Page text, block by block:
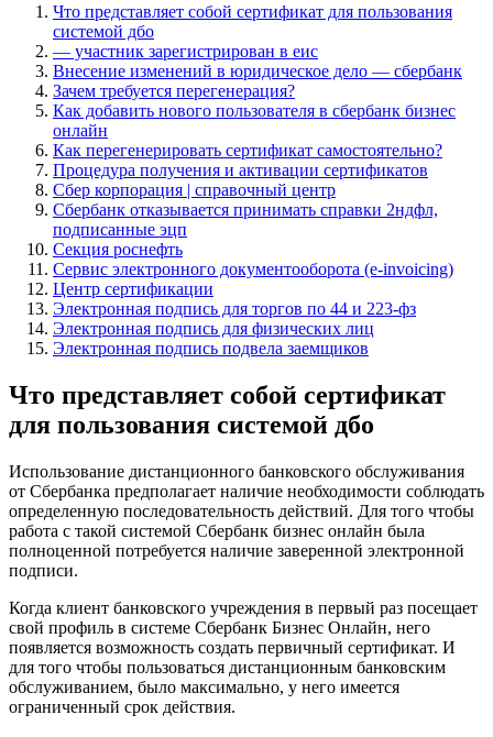
Что представляет собой сертификат для пользования
системой дбо
— участник зарегистрирован в еис
Внесение изменений в юридическое дело — сбербанк
Зачем требуется перегенерация?
Как добавить нового пользователя в сбербанк бизнес
онлайн
Как перегенерировать сертификат самостоятельно?
Процедура получения и активации сертификатов
Сбер корпорация | справочный центр
Сбербанк отказывается принимать справки 2ндфл,
подписанные эцп
Секция роснефть
Сервис электронного документооборота (e-invoicing)
Центр сертификации
Электронная подпись для торгов по 44 и 223-фз
Электронная подпись для физических лиц
Электронная подпись подвела заемщиков
Что представляет собой сертификат
для пользования системой дбо
Использование дистанционного банковского обслуживания
от Сбербанка предполагает наличие необходимости соблюдать
определенную последовательность действий. Для того чтобы
работа с такой системой Сбербанк бизнес онлайн была
полноценной потребуется наличие заверенной электронной
подписи.
Когда клиент банковского учреждения в первый раз посещает
свой профиль в системе Сбербанк Бизнес Онлайн, него
появляется возможность создать первичный сертификат. И
для того чтобы пользоваться дистанционным банковским
обслуживанием, было максимально, у него имеется
ограниченный срок действия.